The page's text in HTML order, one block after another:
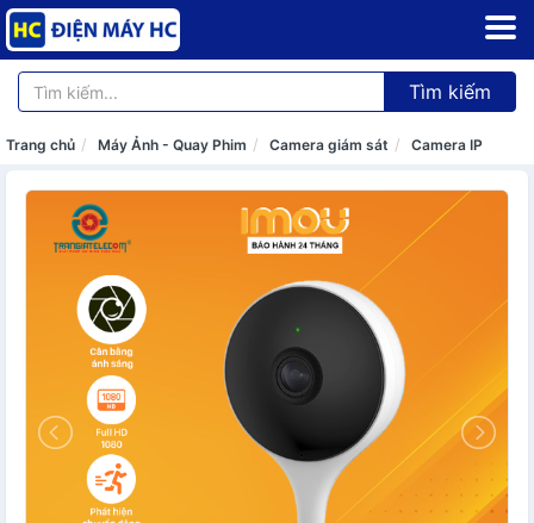
Tìm kiếm
Trang chủ Máy Ảnh - Quay Phim Camera giám sát Camera IP